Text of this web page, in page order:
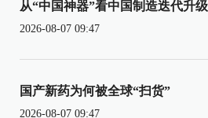
从“中国神器”看中国制造迭代升级
2026-08-07 09:47
国产新药为何被全球“扫货”
2026-08-07 09:47